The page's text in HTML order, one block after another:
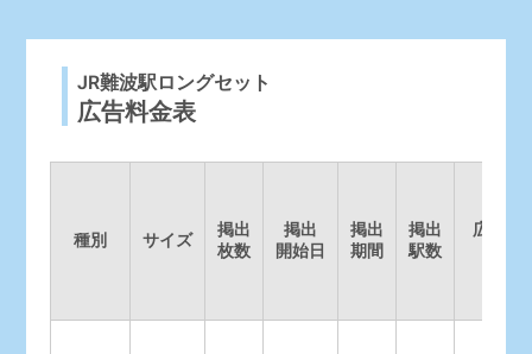
JR難波駅ロングセット
広告料金表
種別 サイズ
掲出
枚数
掲出
開始日
掲出
期間
掲出
駅数
広告料